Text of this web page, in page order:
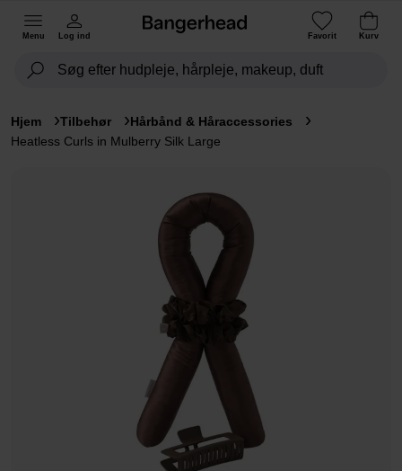
Menu Log ind Favorit Kurv
Hjem Tilbehør
Hårbånd & Håraccessories
Heatless Curls in Mulberry Silk Large